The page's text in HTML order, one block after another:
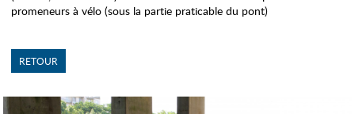
promeneurs à vélo (sous la partie praticable du pont)
RETOUR